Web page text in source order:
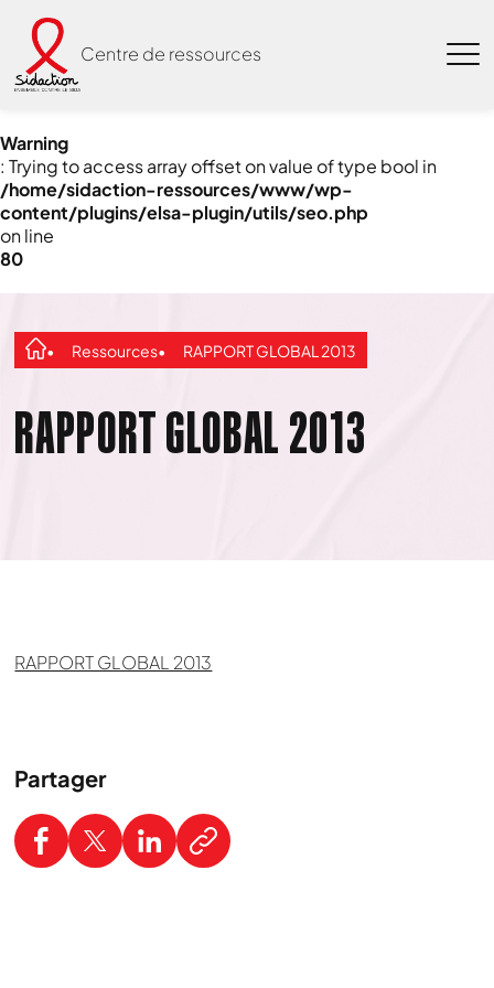
Warning
: Trying to access array offset on value of type bool in
/home/sidaction-ressources/www/wp-
content/plugins/elsa-plugin/utils/seo.php
on line
80
Centre de ressources
Ressources RAPPORT GLOBAL 2013
RAPPORT GLOBAL 2013
RAPPORT GLOBAL 2013
Partager